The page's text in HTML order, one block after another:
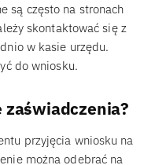
są często na stronach
skontaktować się z
w kasie urzędu.
do wniosku.
zaświadczenia?
przyjęcia wniosku na
można odebrać na